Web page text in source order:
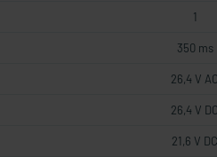
1
350 ms
26,4 V AC
26,4 V DC
21,6 V DC